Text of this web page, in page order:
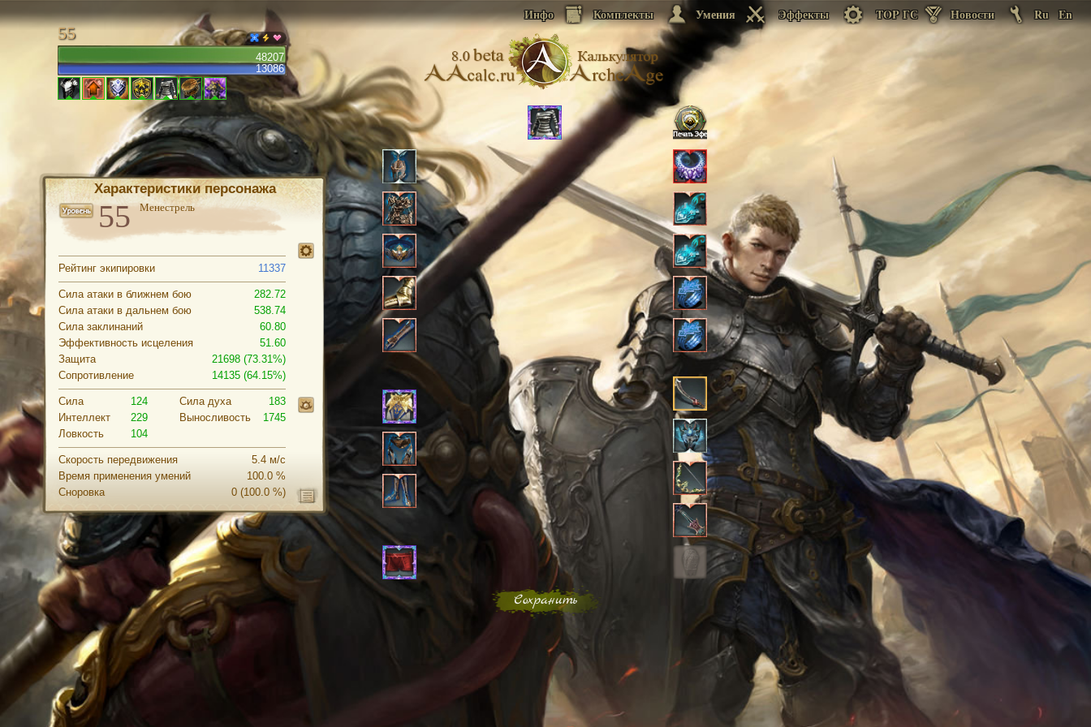
48207
13086
55
Характеристики персонажа
Менестрель
Рейтинг экипировки 11337
Сила атаки в ближнем бою
282.72
Сила атаки в дальнем бою
538.74
Сила заклинаний
60.80
Эффективность исцеления
51.60
Защита
21698 (73.31%)
Сопротивление
14135 (64.15%)
Сила
124
Интеллект
229
Ловкость
104
Cила духа
183
Выносливость
1745
Скорость передвижения
5.4 м/с
Время применения умений
100.0 %
Сноровка
(100.0 %)
0
Сохранить
Инфо Комплекты Умения Эффекты TOP ГС Новости Ru En